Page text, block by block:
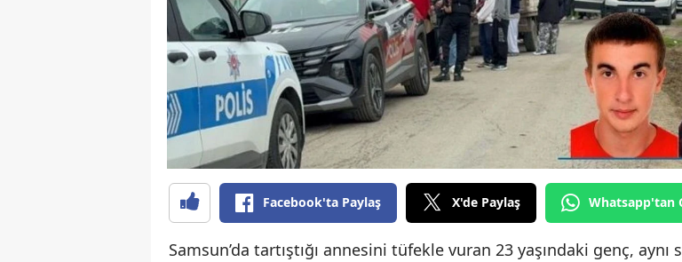
Facebook'ta Paylaş X'de Paylaş Whatsapp'tan
Samsun’da tartıştığı annesini tüfekle vuran 23 yaşındaki genç, aynı